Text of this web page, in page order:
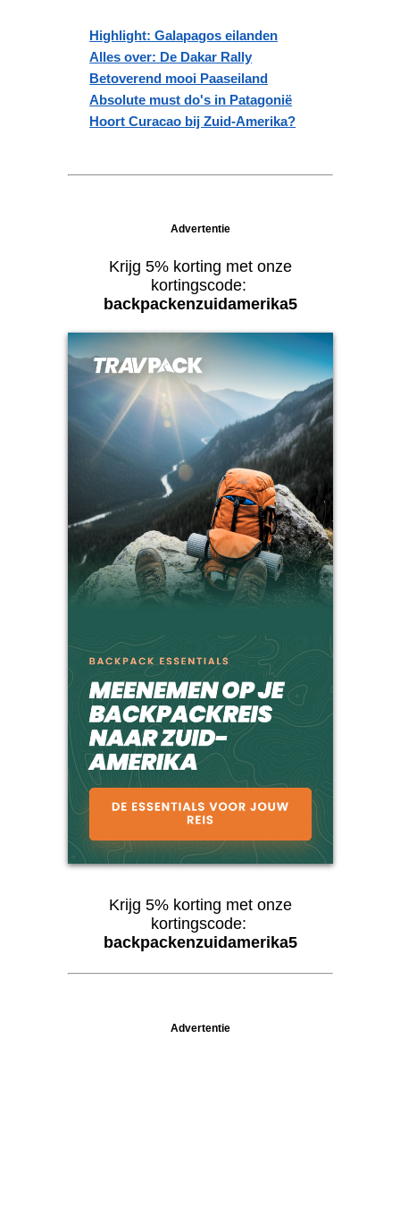
Highlight: Galapagos eilanden
Alles over: De Dakar Rally
Betoverend mooi Paaseiland
Absolute must do's in Patagonië
Hoort Curacao bij Zuid-Amerika?
Advertentie
Krijg 5% korting met onze
kortingscode:
backpackenzuidamerika5
Krijg 5% korting met onze
kortingscode:
backpackenzuidamerika5
Advertentie